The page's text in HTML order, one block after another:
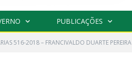
PUBLICAÇÕES
516-2018 – FRANCIVALDO DUARTE PEREIRA